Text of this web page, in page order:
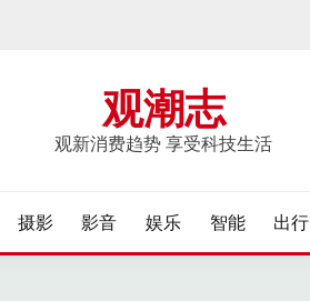
观潮志
观新消费趋势 享受科技生活
摄影 影音 娱乐 智能 出行